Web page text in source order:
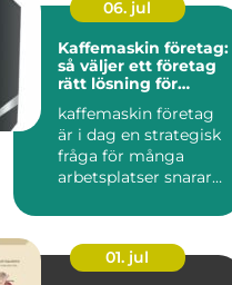
06. jul
Kaffemaskin företag:
så väljer ett företag
rätt lösning för
kaffemaskin företag
är i dag en strategisk
fråga för många
arbetsplatser snarare
01. jul